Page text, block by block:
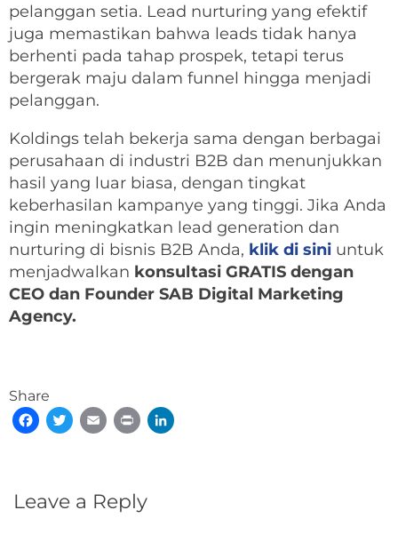
pelanggan setia. Lead nurturing yang efektif
juga memastikan bahwa leads tidak hanya
berhenti pada tahap prospek, tetapi terus
bergerak maju dalam funnel hingga menjadi
pelanggan.
Koldings telah bekerja sama dengan berbagai
perusahaan di industri B2B dan menunjukkan
hasil yang luar biasa, dengan tingkat
keberhasilan kampanye yang tinggi. Jika Anda
ingin meningkatkan lead generation dan
nurturing di bisnis B2B Anda, klik di sini untuk
menjadwalkan konsultasi GRATIS dengan
CEO dan Founder SAB Digital Marketing
Agency.
Share
Facebook
TwitterEmail Print
Leave a Reply